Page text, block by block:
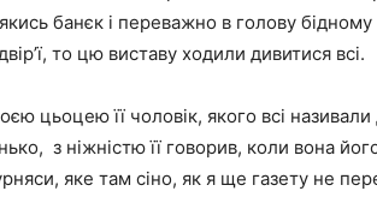
якись банєк і переважно в голову
то цю виставу ходили дивитися всі.
цьоцею її чоловік, якого всі називали
з ніжністю її говорив, коли вона
яке там сіно, як я ще газету не